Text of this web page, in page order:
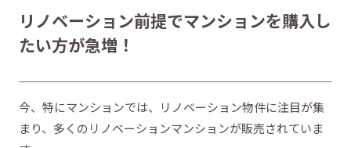
リノベーション前提でマンションを購入し
たい方が急増！
今、特にマンションでは、リノベーション物件に注目が集
まり、多くのリノベーションマンションが販売されていま